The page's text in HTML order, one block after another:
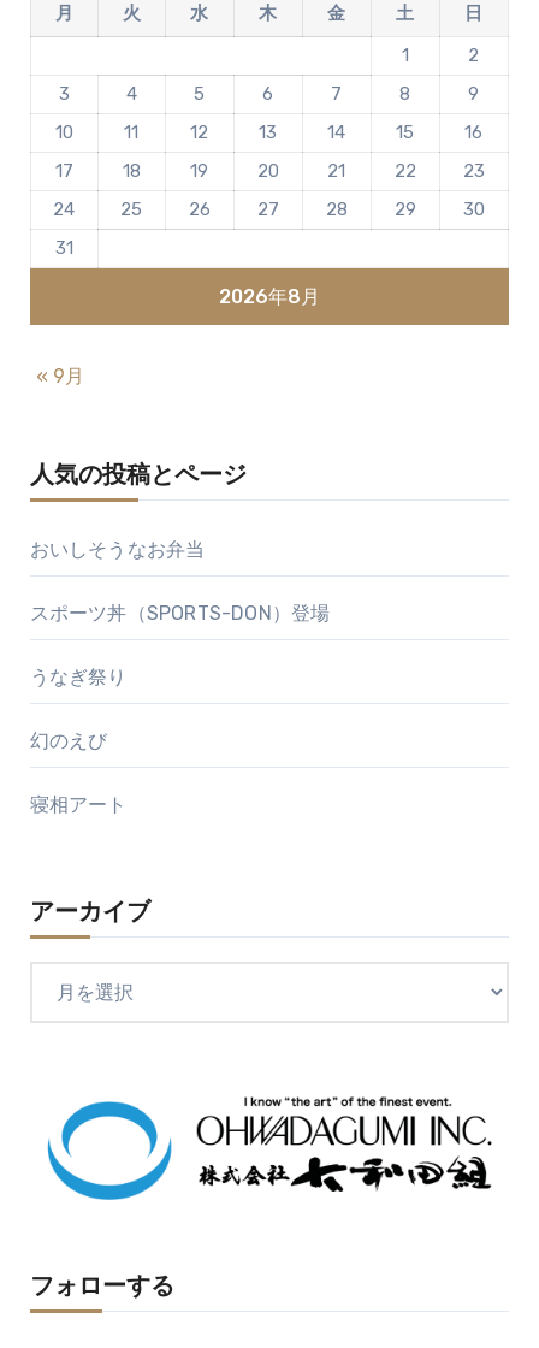
2026年8月
月 火 水 木 金 土
日
1
2
3
4 5 6 7 8
9
10
11 12 13 14 15
16
17
18 19 20 21 22
23
24
25 26 27 28 29
30
31
« 9月
人気の投稿とページ
おいしそうなお弁当
スポーツ丼（SPORTS-DON）登場
うなぎ祭り
幻のえび
寝相アート
アーカイブ
フォローする